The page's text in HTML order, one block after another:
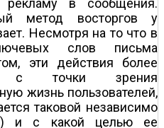
рекламу в сообщения.
метод восторгов у
Несмотря на то что в
слов письма
эти действия более
с точки зрения
жизнь пользователей,
таковой независимо
и с какой целью ее